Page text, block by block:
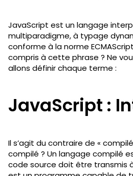
JavaScript est un langage
multiparadigme, à typage
conforme à la norme
compris à cette phrase ? Ne
allons définir chaque terme :
JavaScript :
Il s’agit du contraire de «
compilé ? Un langage compilé
code source doit être transmis